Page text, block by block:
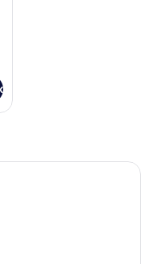
Small Luxury Hotels